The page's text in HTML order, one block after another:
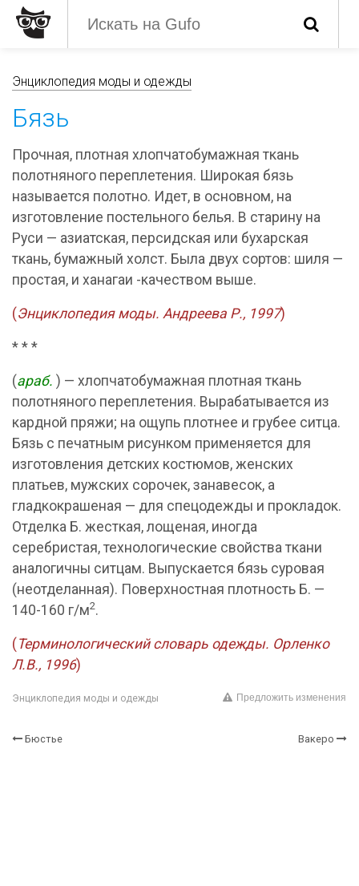
Энциклопедия моды и одежды
Бязь
Прочная, плотная хлопчатобумажная ткань
полотняного переплетения. Широкая бязь
называется полотно. Идет, в основном, на
изготовление постельного белья. В старину на
Руси — азиатская, персидская или бухарская
ткань, бумажный холст. Была двух сортов: шиля —
простая, и ханагаи -качеством выше.
(Энциклопедия моды. Андреева Р., 1997)
* * *
(араб. ) — хлопчатобумажная плотная ткань
полотняного переплетения. Вырабатывается из
кардной пряжи; на ощупь плотнее и грубее ситца.
Бязь с печатным рисунком применяется для
изготовления детских костюмов, женских
платьев, мужских сорочек, занавесок, а
гладкокрашеная — для спецодежды и прокладок.
Отделка Б. жесткая, лощеная, иногда
серебристая, технологические свойства ткани
аналогичны ситцам. Выпускается бязь суровая
(неотделанная). Поверхностная плотность Б. —
140-160 г/м2.
( Терминологический словарь одежды. Орленко
Л.В., 1996)
Энциклопедия моды и одежды Предложить изменения
Бюстье Вакеро